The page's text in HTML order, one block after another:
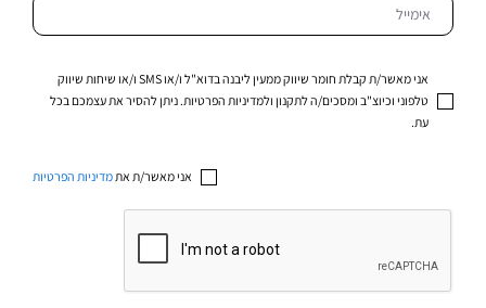
אני מאשר/ת קבלת חומר שיווק ממעין ליבנה בדוא"ל ו/או SMS ו/או שיחות שיווק
טלפוני וכיוצ"ב ומסכים/ה לתקנון ולמדיניות הפרטיות. ניתן להסיר את עצמכם בכל
עת.
אני מאשר/ת את מדיניות הפרטיות